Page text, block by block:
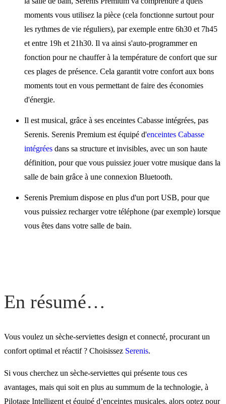
moments vous utilisez la pièce (cela fonctionne surtout pour
les rythmes de vie réguliers), par exemple entre 6h30 et 7h45
et entre 19h et 21h30. Il va ainsi s'auto-programmer en
fonction pour ne chauffer à la température de confort que sur
ces plages de présence. Cela garantit votre confort aux bons
moments tout en vous permettant de faire des économies
d'énergie.
Il est musical, grâce à ses enceintes Cabasse intégrées, pas
Serenis. Serenis Premium est équipé d'enceintes Cabasse
intégrées dans sa structure et invisibles, avec un son haute
définition, pour que vous puissiez jouer votre musique dans la
salle de bain grâce à une connexion Bluetooth.
Serenis Premium dispose en plus d'un port USB, pour que
vous puissiez recharger votre téléphone (par exemple) lorsque
vous êtes dans votre salle de bain.
En résumé…
Vous voulez un sèche-serviettes design et connecté, procurant un
confort optimal et réactif ? Choisissez Serenis.
Si vous cherchez un sèche-serviettes qui présente tous ces
avantages, mais qui soit en plus au summum de la technologie, à
Pilotage Intelligent et équipé d’enceintes musicales, alors optez pour